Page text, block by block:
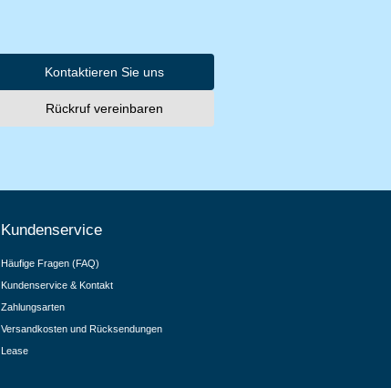
Kontaktieren Sie uns
Rückruf vereinbaren
Kundenservice
Häufige Fragen (FAQ)
Kundenservice & Kontakt
Zahlungsarten
Versandkosten und Rücksendungen
Lease